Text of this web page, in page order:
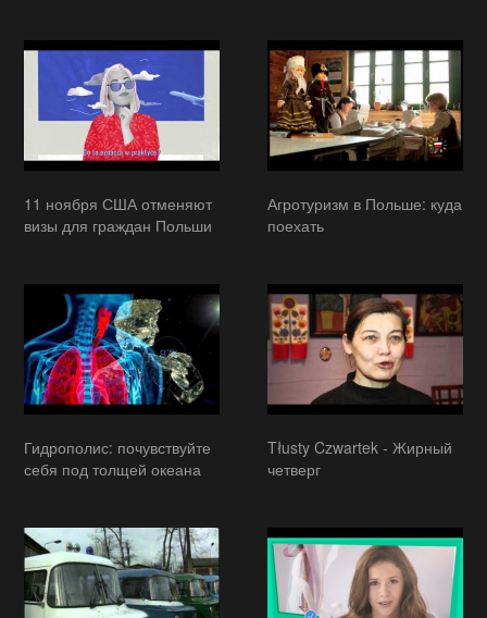
11 ноября США отменяют
визы для граждан Польши
Агротуризм в Польше: куда
поехать
Гидрополис: почувствуйте
себя под толщей океана
Tłusty Czwartek - Жирный
четверг